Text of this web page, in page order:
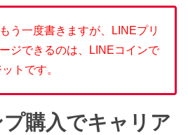
う一度書きますが、LINEプリ
ジできるのは、LINEコインで
トです。
購入でキャリア